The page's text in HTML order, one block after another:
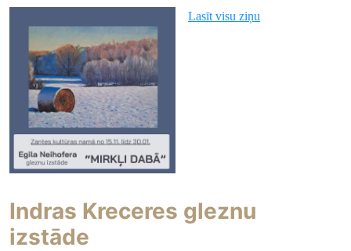
Lasīt visu ziņu
Indras Kreceres gleznu
izstāde